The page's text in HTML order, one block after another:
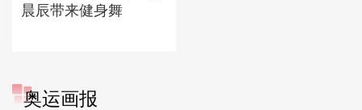
晨辰带来健身舞
奥运画报
[图]冬奥会冬残奥会表彰大会